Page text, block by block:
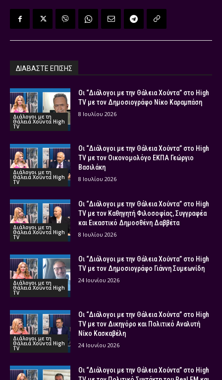
ΔΙΑΒΑΣΤΕ ΕΠΙΣΗΣ
Διάλογοι με τη
Θάλεια Χούντα High
TV
Οι “Διάλογοι με την Θάλεια Χούντα” στο High
TV με τον Δημοσιογράφο Νίκο Καραμπάση
8 Ιουλίου 2026
Διάλογοι με τη
Θάλεια Χούντα High
TV
Οι “Διάλογοι με την Θάλεια Χούντα” στο High
TV με τον Οικονομολόγο ΕΚΠΑ Γεώργιο
Βασιλάκη
8 Ιουλίου 2026
Διάλογοι με τη
Θάλεια Χούντα High
TV
Οι “Διάλογοι με την Θάλεια Χούντα” στο High
TV με τον Καθηγητή Φιλοσοφίας, Συγγραφέα
και Εικαστικό Δημοσθένη Δαββέτα
8 Ιουλίου 2026
Διάλογοι με τη
Θάλεια Χούντα High
TV
Οι “Διάλογοι με την Θάλεια Χούντα” στο High
TV με τον Δημοσιογράφο Γιάννη Συμεωνίδη
24 Ιουνίου 2026
Διάλογοι με τη
Θάλεια Χούντα High
TV
Οι “Διάλογοι με την Θάλεια Χούντα” στο High
TV με τον Δικηγόρο και Πολιτικό Αναλυτή
Νίκο Κασκαβέλη
24 Ιουνίου 2026
Οι “Διάλογοι με την Θάλεια Χούντα” στο High